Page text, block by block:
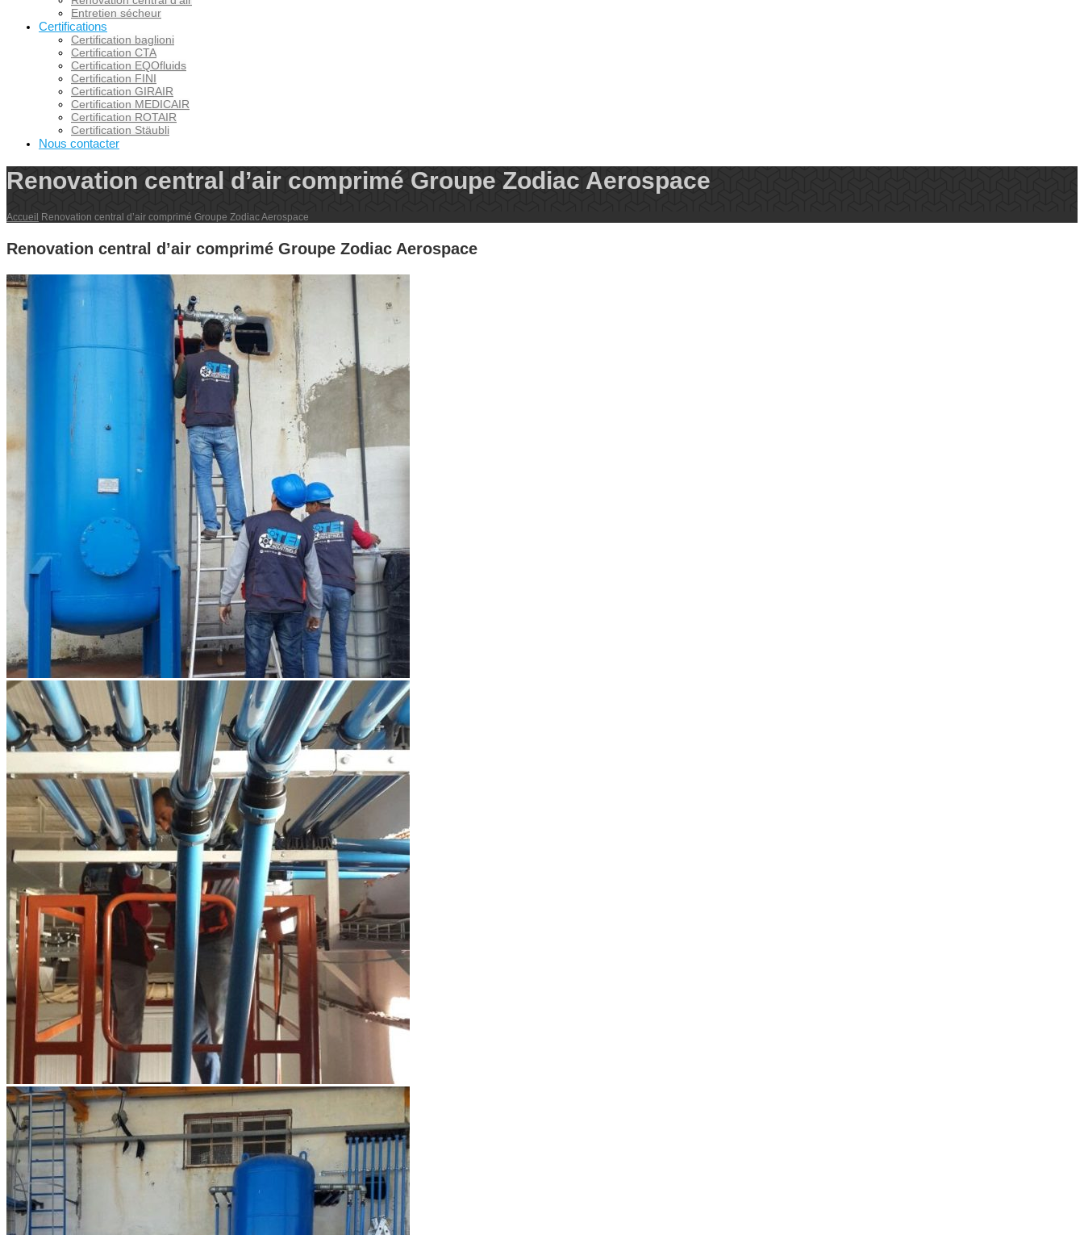
Entretien sécheur
Certifications
Certification baglioni
Certification CTA
Certification EQOfluids
Certification FINI
Certification GIRAIR
Certification MEDICAIR
Certification ROTAIR
Certification Stäubli
Nous contacter
Renovation central d’air comprimé Groupe Zodiac Aerospace
Accueil Renovation central d’air comprimé Groupe Zodiac Aerospace
Renovation central d’air comprimé Groupe Zodiac Aerospace